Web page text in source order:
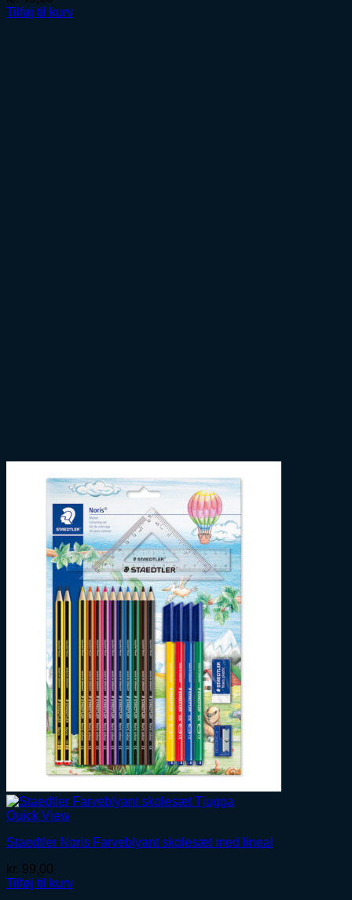
Tilføj til kurv
Quick View
Staedtler Noris Farveblyant skolesæt med lineal
kr. 99,00
Tilføj til kurv